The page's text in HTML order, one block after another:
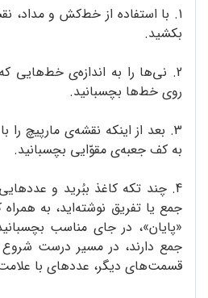
1. با استفاده از خط‌کش و مداد،
بکشید.
2. نی‌ها را به اندازه‌ی خط‌هایی
روی خط‌ها بچسبانید.
3. بعد از اینکه نقشه‌ی مارپیچ را
به کف جعبه‌ی مقوّایی بچسبانید.
4. چند تکه کاغذ ببُرید و
جمع یا تفریق نوشته‌اید، به
«پایان»، در جای مناسب
جمع دارند، در مسیر درست شروع
قسمت‌های دیگر، عددهای با